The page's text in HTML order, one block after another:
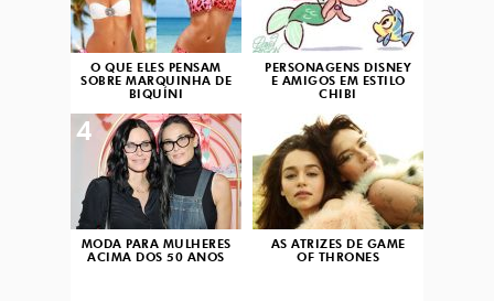
O QUE ELES PENSAM
SOBRE MARQUINHA DE
BIQUÍNI
PERSONAGENS DISNEY
E AMIGOS EM ESTILO
CHIBI
MODA PARA MULHERES
ACIMA DOS 50 ANOS
4
AS ATRIZES DE GAME
OF THRONES